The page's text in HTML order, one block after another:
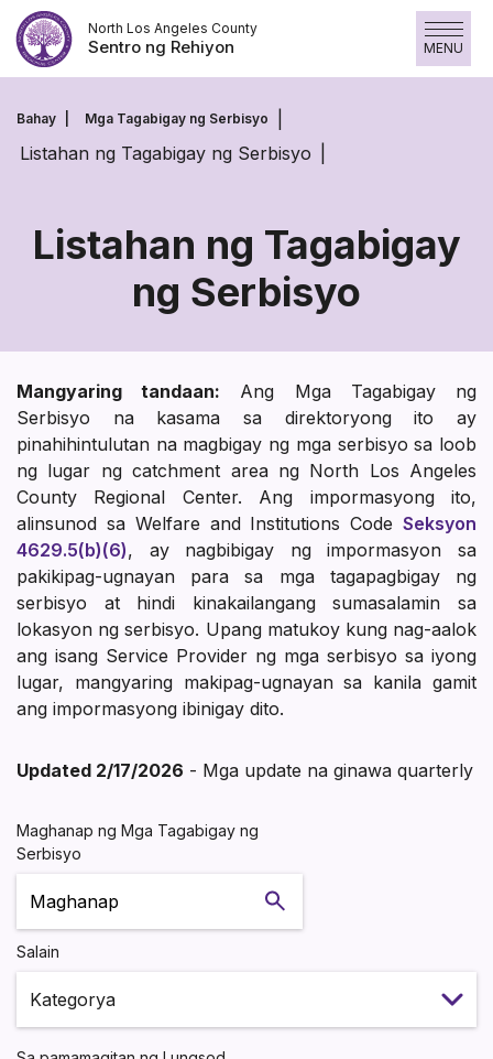
Laktawan
ang
nilalaman
North Los Angeles County
Sentro ng Rehiyon MENU
Bahay Mga Tagabigay ng Serbisyo
Listahan ng Tagabigay ng Serbisyo
Listahan ng Tagabigay
ng Serbisyo
Mangyaring tandaan: Ang Mga Tagabigay ng
Serbisyo na kasama sa direktoryong ito ay
pinahihintulutan na magbigay ng mga serbisyo sa loob
ng lugar ng catchment area ng North Los Angeles
County Regional Center. Ang impormasyong ito,
alinsunod sa Welfare and Institutions Code Seksyon
4629.5(b)(6), ay nagbibigay ng impormasyon sa
pakikipag-ugnayan para sa mga tagapagbigay ng
serbisyo at hindi kinakailangang sumasalamin sa
lokasyon ng serbisyo. Upang matukoy kung nag-aalok
ang isang Service Provider ng mga serbisyo sa iyong
lugar, mangyaring makipag-ugnayan sa kanila gamit
ang impormasyong ibinigay dito.
Updated 2/17/2026 - Mga update na ginawa quarterly
Maghanap ng Mga Tagabigay ng
Serbisyo
Maghanap
Salain